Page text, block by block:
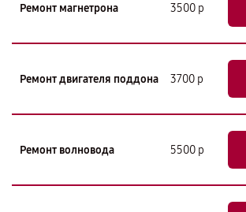
Ремонт магнетрона 3500 р
Ремонт двигателя поддона 3700 р
Ремонт волновода 5500 р